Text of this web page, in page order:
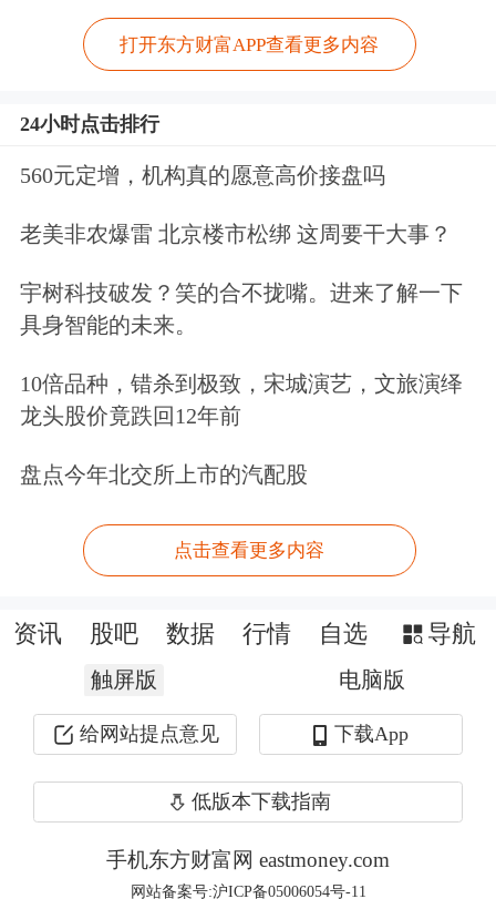
·乔布斯所承受的巨大压力，以及库克
如何顶住压力取得了成功。巴菲特
说：“要接替史蒂夫（乔布斯）、还要
超越他的成就，需要多大的勇气？这堪
近一成的资源押注于苹果，实际上是交
约1850亿美元的回报。”
巴菲特：伯克希尔尚未迎来理想的投资
在伯克希尔股东会期间播放视频显示，
巴菲特在接受采访时承认，他对当前的
的环境。”巴菲特称，公司拥有合适的
管理团队，能够选择出手时机。他表
示，尽管伯克希尔有时看起来像是
在“无所作为”，但在其他时候其实“相
打开东方财富APP查看更多内容
24小时点击排行
560元定增，机构真的愿意高价接盘吗
老美非农爆雷 北京楼市松绑 这周要干大事？
宇树科技破发？笑的合不拢嘴。进来了解一下
具身智能的未来。
10倍品种，错杀到极致，宋城演艺，文旅演绎
龙头股价竟跌回12年前
盘点今年北交所上市的汽配股
点击查看更多内容
资讯 股吧 数据 行情 自选 导航
触屏版 电脑版
给网站提点意见 下载App
低版本下载指南
手机东方财富网 eastmoney.com
网站备案号:沪ICP备05006054号-11